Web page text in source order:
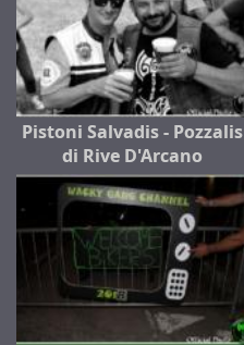
Pistoni Salvadis - Pozzalis
di Rive D'Arcano